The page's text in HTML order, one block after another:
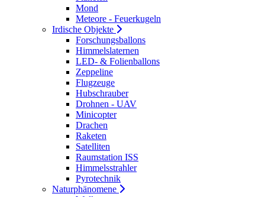
Mond
Meteore - Feuerkugeln
Irdische Objekte
Forschungsballons
Himmelslaternen
LED- & Folienballons
Zeppeline
Flugzeuge
Hubschrauber
Drohnen - UAV
Minicopter
Drachen
Raketen
Satelliten
Raumstation ISS
Himmelsstrahler
Pyrotechnik
Naturphänomene